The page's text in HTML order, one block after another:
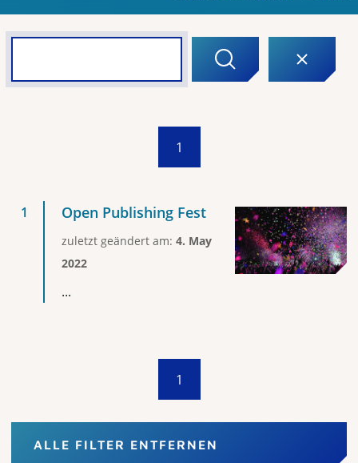
1
Open Publishing Fest
zuletzt geändert am: 4. May
2022
...
1
ALLE FILTER ENTFERNEN